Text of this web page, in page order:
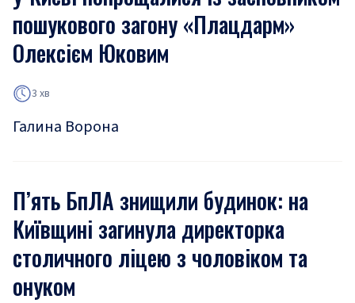
пошукового загону «Плацдарм»
Олексієм Юковим
3 хв
Галина Ворона
П’ять БпЛА знищили будинок: на
Київщині загинула директорка
столичного ліцею з чоловіком та
онуком